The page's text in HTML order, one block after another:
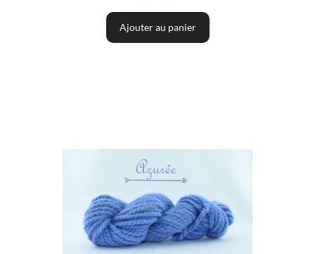
Ajouter au panier